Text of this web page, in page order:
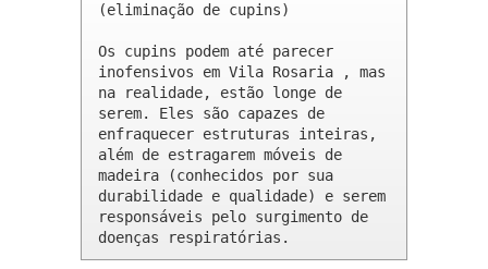
(eliminação de cupins)
Os cupins podem até parecer
inofensivos em Vila Rosaria , mas
na realidade, estão longe de
serem. Eles são capazes de
enfraquecer estruturas inteiras,
além de estragarem móveis de
madeira (conhecidos por sua
durabilidade e qualidade) e serem
responsáveis pelo surgimento de
doenças respiratórias.